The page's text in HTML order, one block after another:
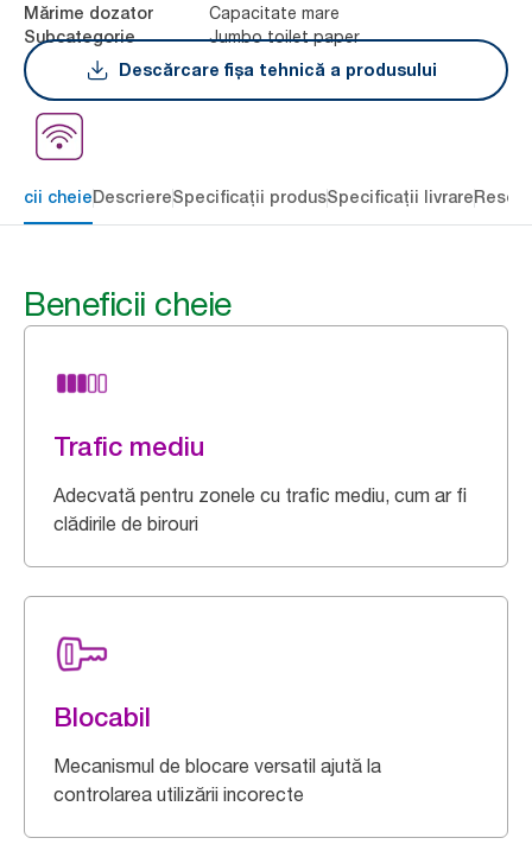
Mărime dozator Capacitate mare
Subcategorie
Jumbo toilet paper
Descărcare fișa tehnică a produsului
cheieDescriereSpecificații produsSpecificații livrare
Beneficii cheie
Trafic mediu
Adecvată pentru zonele cu trafic mediu, cum ar fi
clădirile de birouri
Blocabil
Mecanismul de blocare versatil ajută la
controlarea utilizării incorecte